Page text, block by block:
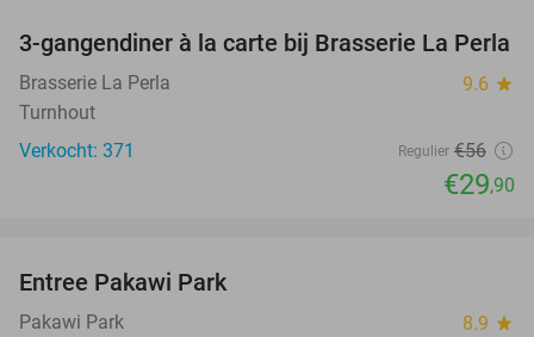
47%
3-gangendiner à la carte bij Brasserie La Perla
Brasserie La Perla 9.6 star
Turnhout
Verkocht: 371
Regulier €56
€29,90
Entree Pakawi Park
Pakawi Park 8.9 star